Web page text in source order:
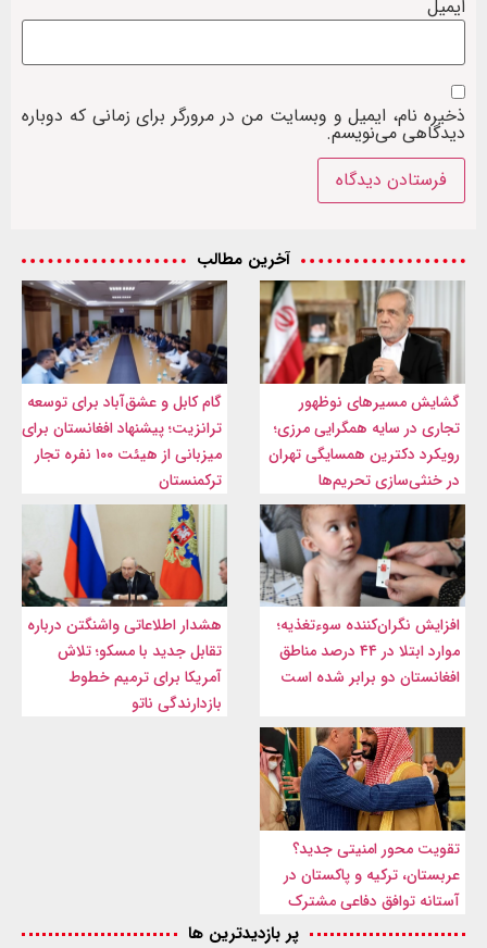
ایمیل
ذخیره نام، ایمیل و وبسایت من در مرورگر برای زمانی که دوباره
دیدگاهی می‌نویسم.
آخرین مطالب
گشایش مسیرهای نوظهور
تجاری در سایه همگرایی مرزی؛
رویکرد دکترین همسایگی تهران
در خنثی‌سازی تحریم‌ها
گام کابل و عشق‌آباد برای توسعه
ترانزیت؛ پیشنهاد افغانستان برای
میزبانی از هیئت ۱۰۰ نفره تجار
ترکمنستان
افزایش نگران‌کننده سوءتغذیه؛
موارد ابتلا در ۴۴ درصد مناطق
افغانستان دو برابر شده است
هشدار اطلاعاتی واشنگتن درباره
تقابل جدید با مسکو؛ تلاش
آمریکا برای ترمیم خطوط
بازدارندگی ناتو
تقویت محور امنیتی جدید؟
عربستان، ترکیه و پاکستان در
آستانه توافق دفاعی مشترک
پر بازدیدترین ها